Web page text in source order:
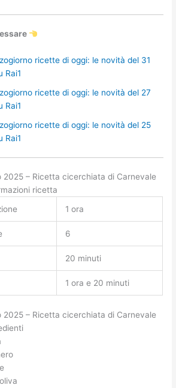
ricette di oggi: le novità del 31
Rai1
ricette di oggi: le novità del 27
Rai1
ricette di oggi: le novità del 25
Rai1
2025 – Ricetta cicerchiata di Carnevale
ricetta
1 ora
6
20 minuti
1 ora e 20 minuti
2025 – Ricetta cicerchiata di Carnevale